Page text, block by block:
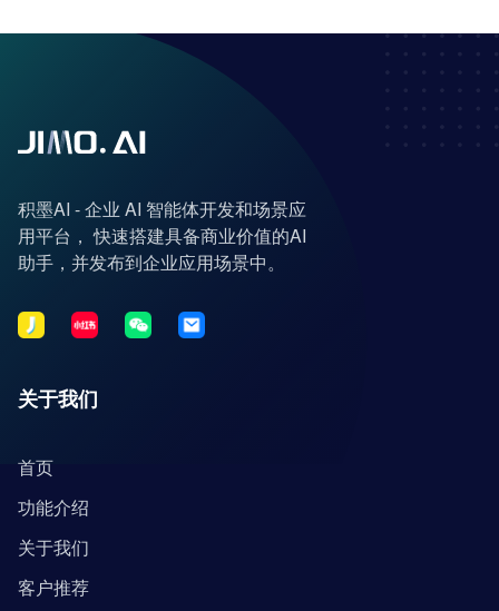
积墨AI - 企业 AI 智能体开发和场景应
用平台， 快速搭建具备商业价值的AI
助手，并发布到企业应用场景中。
关于我们
首页
功能介绍
关于我们
客户推荐